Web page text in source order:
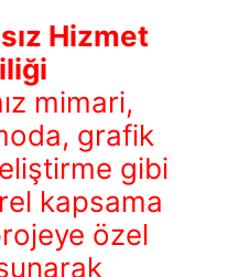
Hizmet
mimari,
grafik
gibi
kapsama
özel